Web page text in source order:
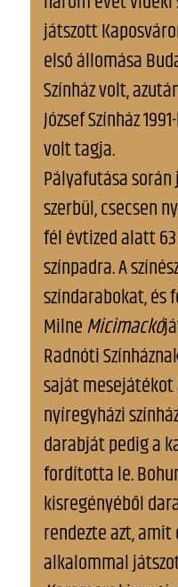
játszott
első állomása
Színház volt,
József Színház
volt tagja.
Pályafutása
szerbül, csecsen
fél évtized alatt
színpadra. A
színdarabokat,
MilneMicimackó
Radnóti
saját
nyíregyházi
darabját pedig a
fordította le.
kisregényéből
rendezte azt,
alkalommal